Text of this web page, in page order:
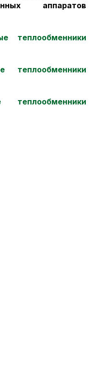
аппаратов
теплообменники
теплообменники
теплообменники